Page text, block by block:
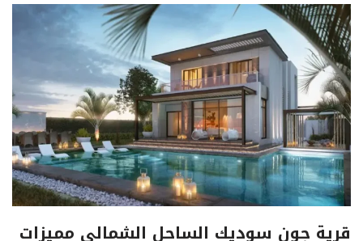
قرية جون سوديك الساحل الشمالي مميزات